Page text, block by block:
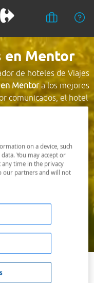
en Mentor
de hoteles de Viajes
Mentora los mejores
comunicados, el hotel
al mejor precio.
EN MENTOR
on a device, such
You may accept or
any time in the privacy
our partners and will not